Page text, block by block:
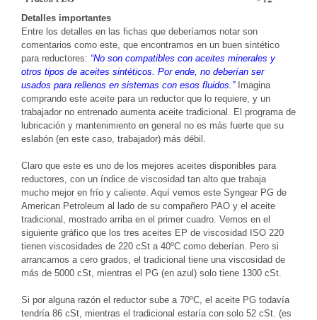
Detalles importantes
Entre los detalles en las fichas que deberíamos notar son
comentarios como este, que encontramos en un buen sintético
para reductores: “No son compatibles con aceites minerales y
otros tipos de aceites sintéticos. Por ende, no deberían ser
usados para rellenos en sistemas con esos fluidos.”Imagina
comprando este aceite para un reductor que lo requiere, y un
trabajador no entrenado aumenta aceite tradicional. El programa de
lubricación y mantenimiento en general no es más fuerte que su
eslabón (en este caso, trabajador) más débil.
Claro que este es uno de los mejores aceites disponibles para
reductores, con un índice de viscosidad tan alto que trabaja
mucho mejor en frío y caliente. Aquí vemos este Syngear PG de
American Petroleum al lado de su compañero PAO y el aceite
tradicional, mostrado arriba en el primer cuadro. Vemos en el
siguiente gráfico que los tres aceites EP de viscosidad ISO 220
tienen viscosidades de 220 cSt a 40ºC como deberían. Pero si
arrancamos a cero grados, el tradicional tiene una viscosidad de
más de 5000 cSt, mientras el PG (en azul) solo tiene 1300 cSt.
Si por alguna razón el reductor sube a 70ºC, el aceite PG todavía
tendría 86 cSt, mientras el tradicional estaría con solo 52 cSt. (es